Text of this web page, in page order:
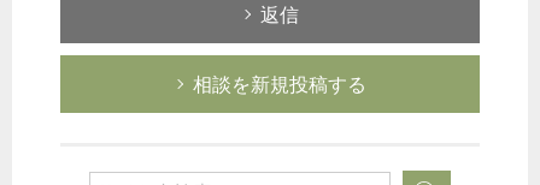
返信
相談を新規投稿する